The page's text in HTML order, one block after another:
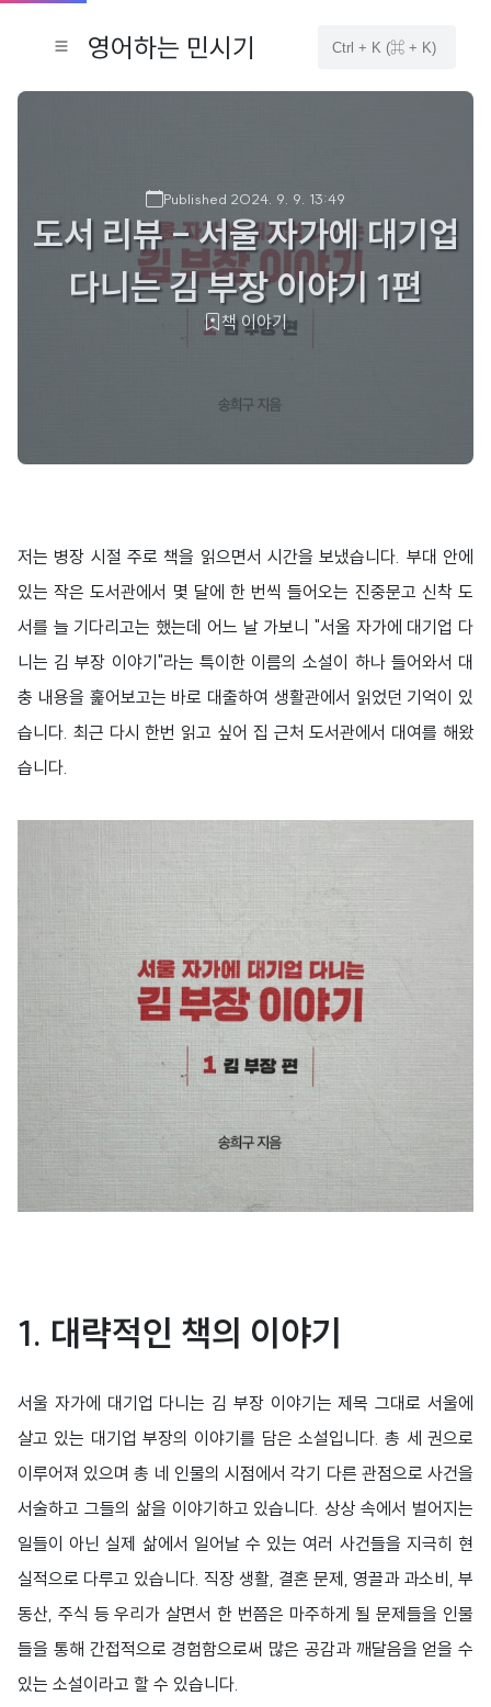
영어하는 민시기
Published 2024. 9. 9. 13:49
도서 리뷰 - 서울 자가에 대기업
다니는 김 부장 이야기 1편
책 이야기
저는 병장 시절 주로 책을 읽으면서 시간을 보냈습니다. 부대 안에
있는 작은 도서관에서 몇 달에 한 번씩 들어오는 진중문고 신착 도
서를 늘 기다리고는 했는데 어느 날 가보니 "서울 자가에 대기업 다
니는 김 부장 이야기"라는 특이한 이름의 소설이 하나 들어와서 대
충 내용을 훑어보고는 바로 대출하여 생활관에서 읽었던 기억이 있
습니다. 최근 다시 한번 읽고 싶어 집 근처 도서관에서 대여를 해왔
습니다.
1. 대략적인 책의 이야기
서울 자가에 대기업 다니는 김 부장 이야기는 제목 그대로 서울에
살고 있는 대기업 부장의 이야기를 담은 소설입니다. 총 세 권으로
이루어져 있으며 총 네 인물의 시점에서 각기 다른 관점으로 사건을
서술하고 그들의 삶을 이야기하고 있습니다. 상상 속에서 벌어지는
일들이 아닌 실제 삶에서 일어날 수 있는 여러 사건들을 지극히 현
실적으로 다루고 있습니다. 직장 생활, 결혼 문제, 영끌과 과소비, 부
동산, 주식 등 우리가 살면서 한 번쯤은 마주하게 될 문제들을 인물
들을 통해 간접적으로 경험함으로써 많은 공감과 깨달음을 얻을 수
있는 소설이라고 할 수 있습니다.